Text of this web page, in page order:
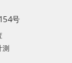
号
測